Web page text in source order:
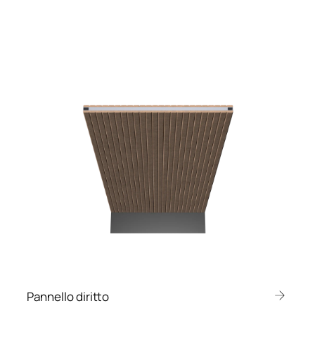
Pannello diritto